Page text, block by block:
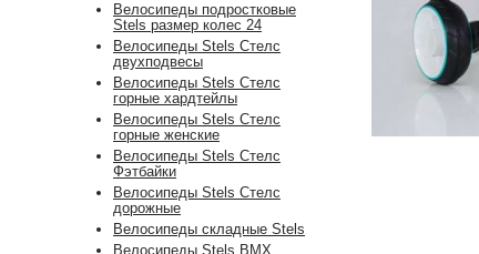
Велосипеды подростковые
Stels размер колес 24
Велосипеды Stels Стелс
двухподвесы
Велосипеды Stels Стелс
горные хардтейлы
Велосипеды Stels Стелс
горные женские
Велосипеды Stels Стелс
Фэтбайки
Велосипеды Stels Стелс
дорожные
Велосипеды складные Stels
Велосипеды Stels BMX